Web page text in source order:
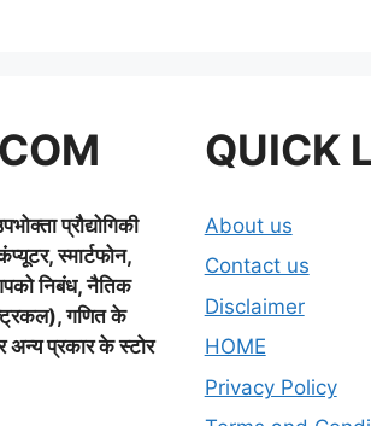
प्रौद्योगिकी
स्मार्टफोन,
निबंध, नैतिक
गणित के
अन्य प्रकार के स्टोर
QUICK
About us
Contact us
Disclaimer
HOME
Privacy Policy